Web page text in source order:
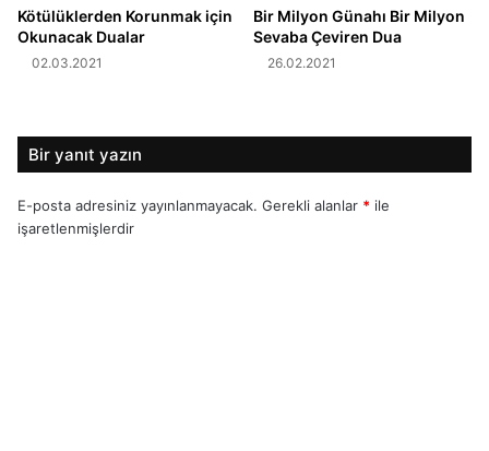
Kötülüklerden Korunmak için
Okunacak Dualar
02.03.2021
Bir Milyon Günahı Bir Milyon
Sevaba Çeviren Dua
26.02.2021
Bir yanıt yazın
E-posta adresiniz yayınlanmayacak. Gerekli alanlar * ile
işaretlenmişlerdir